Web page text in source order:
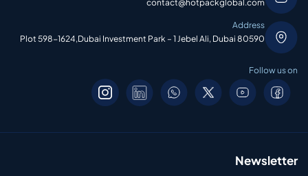
contact@hotpackglobal.com
Address
Plot 598-1624,Dubai Investment Park – 1 Jebel Ali, Dubai 80590
Follow us on
Newsletter